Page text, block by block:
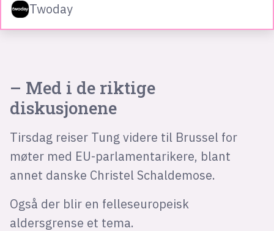
Twoday
– Med i de riktige
diskusjonene
Tirsdag reiser Tung videre til Brussel for
møter med EU-parlamentarikere, blant
annet danske Christel Schaldemose.
Også der blir en felleseuropeisk
aldersgrense et tema.